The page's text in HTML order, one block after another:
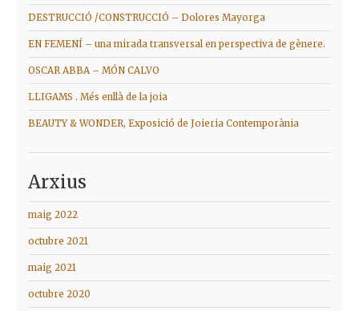
DESTRUCCIÓ /CONSTRUCCIÓ – Dolores Mayorga
EN FEMENÍ – una mirada transversal en perspectiva de gènere.
OSCAR ABBA – MÓN CALVO
LLIGAMS . Més enllà de la joia
BEAUTY & WONDER, Exposició de Joieria Contemporània
Arxius
maig 2022
octubre 2021
maig 2021
octubre 2020